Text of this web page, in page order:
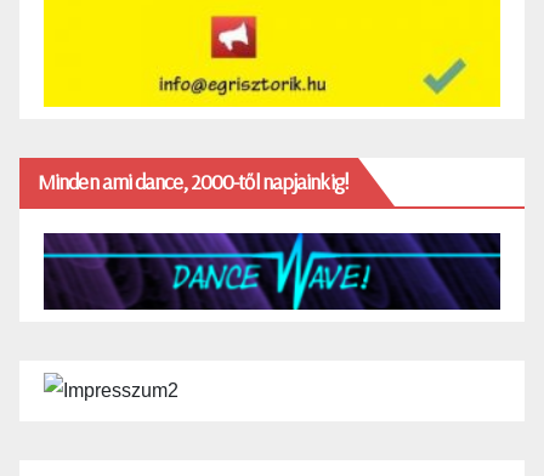
Minden ami dance, 2000-től napjainkig!